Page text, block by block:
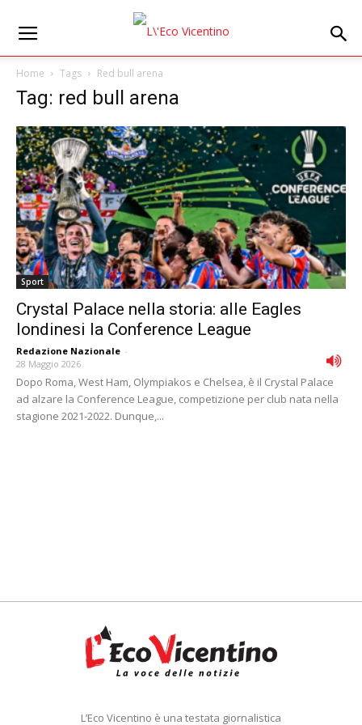
Home Tags Red bull arena
Tag: red bull arena
Sport
Crystal Palace nella storia: alle Eagles
londinesi la Conference League
Redazione Nazionale -
28 Maggio 2026
Dopo Roma, West Ham, Olympiakos e Chelsea, è il Crystal Palace
ad alzare la Conference League, competizione per club nata nella
stagione 2021-2022. Dunque,...
L’Eco Vicentino è una testata giornalistica